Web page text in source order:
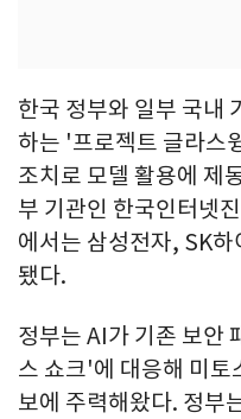
한국 정부와 일부 국내
하는 '프로젝트 글라스
조치로 모델 활용에 제
부 기관인 한국인터넷
에서는 삼성전자, SK
됐다.
정부는 AI가 기존 보안
스 쇼크'에 대응해 미토
보에 주력해왔다. 정부